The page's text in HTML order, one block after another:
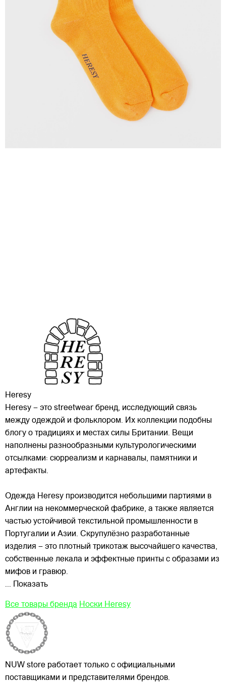
Heresy
Heresy – это streetwear бренд, исследующий связь
между одеждой и фольклором. Их коллекции подобны
блогу о традициях и местах силы Британии. Вещи
наполнены разнообразными культурологическими
отсылками: сюрреализм и карнавалы, памятники и
артефакты.
Одежда Heresy производится небольшими партиями в
Англии на некоммерческой фабрике, а также является
частью устойчивой текстильной промышленности в
Португалии и Азии. Скрупулёзно разработанные
изделия – это плотный трикотаж высочайшего качества,
собственные лекала и эффектные принты с образами из
мифов и гравюр.
... Показать
Все товары бренда Носки Heresy
NUW store работает только с официальными
поставщиками и представителями брендов.